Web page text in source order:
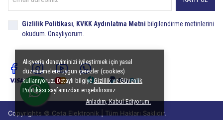
Alışveriş deneyiminizi iyileştirmek için yasal
düzenlemelere uygun çerezler (cookies)
kullanıyoruz. Detaylı bilgiyeGizlilik ve Güvenlik
Politikası sayfamızdan erişebilirsiniz.
Anladım, Kabul Ediyorum.
Gizlilik Politikası, KVKK Aydınlatma Metni bilgilendirme metinlerini
okudum. Onaylıyorum.
Copyrights © Ceta Elektronik | Tüm Hakları Saklıdır.